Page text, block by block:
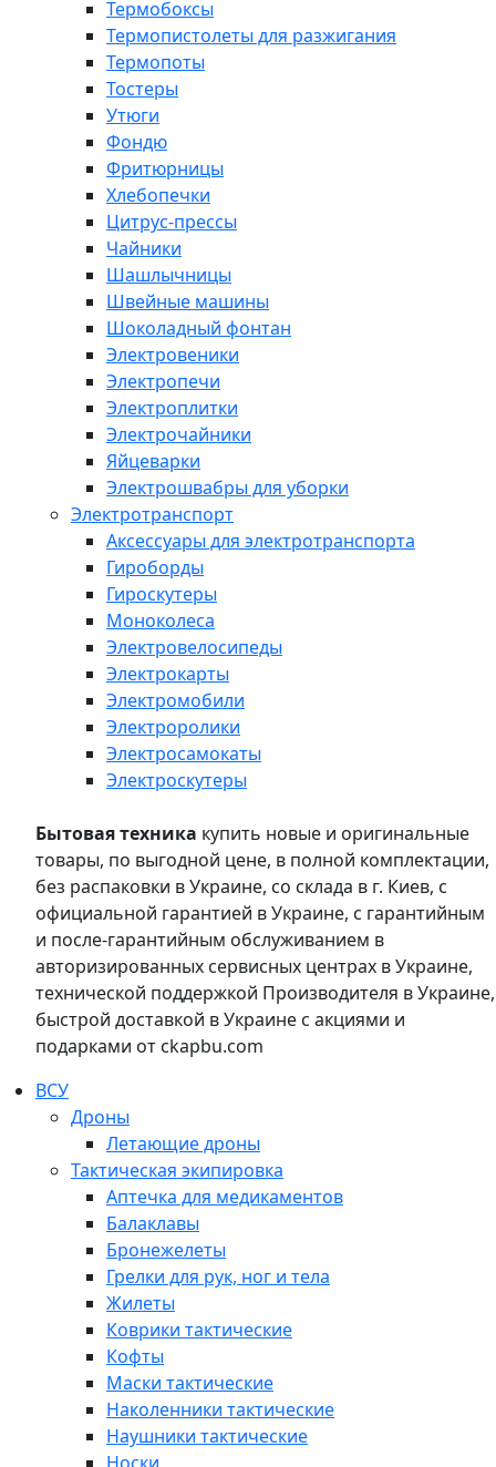
Термобоксы
Термопистолеты для разжигания
Термопоты
Тостеры
Утюги
Фондю
Фритюрницы
Хлебопечки
Цитрус-прессы
Чайники
Шашлычницы
Швейные машины
Шоколадный фонтан
Электровеники
Электропечи
Электроплитки
Электрочайники
Яйцеварки
Электрошвабры для уборки
Электротранспорт
Аксессуары для электротранспорта
Гироборды
Гироскутеры
Моноколеса
Электровелосипеды
Электрокарты
Электромобили
Электроролики
Электросамокаты
Электроскутеры
Бытовая техника купить новые и оригинальные
товары, по выгодной цене, в полной комплектации,
без распаковки в Украине, со склада в г. Киев, с
официальной гарантией в Украине, с гарантийным
и после-гарантийным обслуживанием в
авторизированных сервисных центрах в Украине,
технической поддержкой Производителя в Украине,
быстрой доставкой в Украине с акциями и
подарками от ckapbu.com
ВСУ
Дроны
Летающие дроны
Тактическая экипировка
Аптечка для медикаментов
Балаклавы
Бронежелеты
Грелки для рук, ног и тела
Жилеты
Коврики тактические
Кофты
Маски тактические
Наколенники тактические
Наушники тактические